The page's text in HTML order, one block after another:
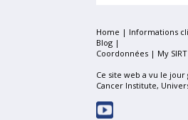
Home | Informations
Blog|
Coordonnées | My
Ce site web a vu le
Cancer Institute,